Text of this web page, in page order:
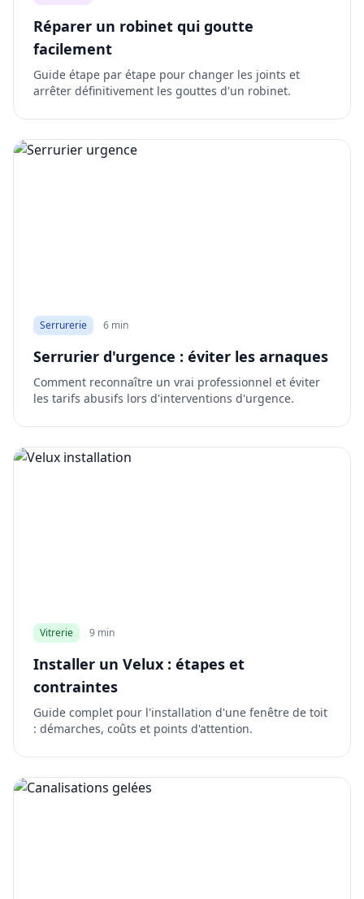
Réparer un robinet qui goutte
facilement
Guide étape par étape pour changer les joints et
arrêter définitivement les gouttes d'un robinet.
Serrurerie 6 min
Serrurier d'urgence : éviter les arnaques
Comment reconnaître un vrai professionnel et éviter
les tarifs abusifs lors d'interventions d'urgence.
Vitrerie 9 min
Installer un Velux : étapes et
contraintes
Guide complet pour l'installation d'une fenêtre de toit
: démarches, coûts et points d'attention.